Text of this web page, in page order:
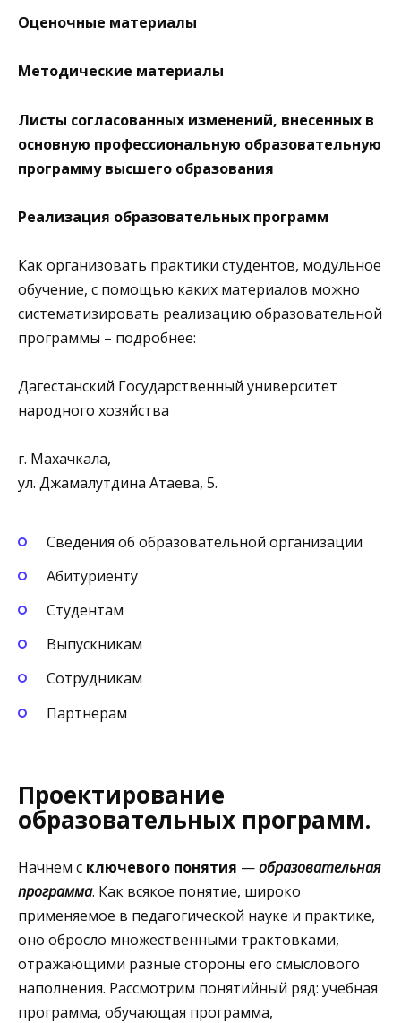
Оценочные материалы
Методические материалы
Листы согласованных изменений, внесенных в
основную профессиональную образовательную
программу высшего образования
Реализация образовательных программ
Как организовать практики студентов, модульное
обучение, с помощью каких материалов можно
систематизировать реализацию образовательной
программы – подробнее:
Дагестанский Государственный университет
народного хозяйства
г. Махачкала,
ул. Джамалутдина Атаева, 5.
Сведения об образовательной организации
Абитуриенту
Студентам
Выпускникам
Сотрудникам
Партнерам
Проектирование
образовательных программ.
Начнем с ключевого понятия —образовательная
программа. Как всякое понятие, широко
применяемое в педагогической науке и практике,
оно обросло множественными трактовками,
отражающими разные стороны его смыслового
наполнения. Рассмотрим понятийный ряд: учебная
программа, обучающая программа,